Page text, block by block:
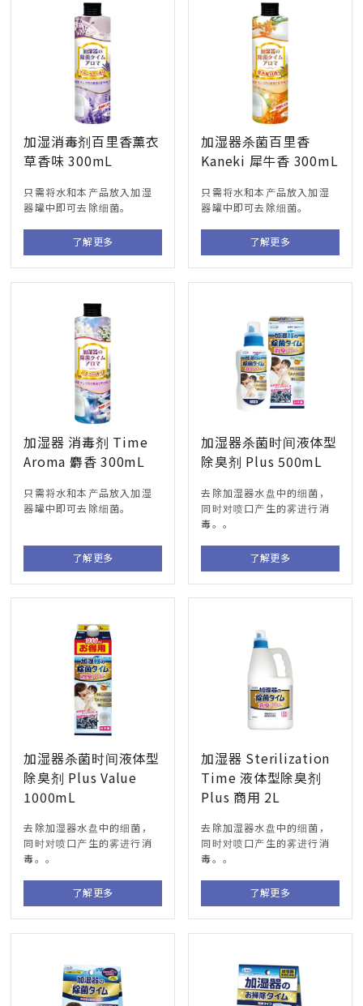
加湿消毒剂百里香薰衣
草香味 300mL
只需将水和本产品放入加湿
器罐中即可去除细菌。
了解更多
加湿器杀菌百里香
Kaneki 犀牛香 300mL
只需将水和本产品放入加湿
器罐中即可去除细菌。
了解更多
加湿器 消毒剂 Time
Aroma 麝香 300mL
只需将水和本产品放入加湿
器罐中即可去除细菌。
了解更多
加湿器杀菌时间液体型
除臭剂 Plus 500mL
去除加湿器水盘中的细菌，
同时对喷口产生的雾进行消
毒。。
了解更多
加湿器杀菌时间液体型
除臭剂 Plus Value
1000mL
去除加湿器水盘中的细菌，
同时对喷口产生的雾进行消
毒。。
了解更多
加湿器 Sterilization
Time 液体型除臭剂
Plus 商用 2L
去除加湿器水盘中的细菌，
同时对喷口产生的雾进行消
毒。。
了解更多